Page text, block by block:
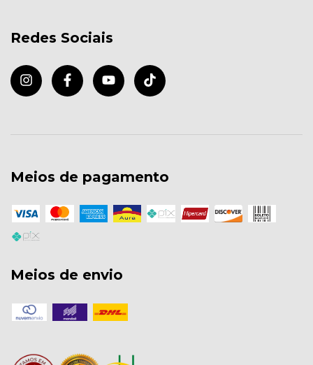
Redes Sociais
Meios de pagamento
Meios de envio